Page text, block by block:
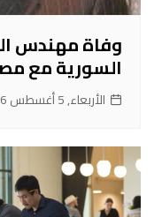
وفاة مهندس
السورية مع
الأربعاء, 5 أغسطس 2026, 23:54